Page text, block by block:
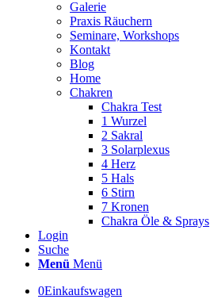
Galerie
Praxis Räuchern
Seminare, Workshops
Kontakt
Blog
Home
Chakren
Chakra Test
1 Wurzel
2 Sakral
3 Solarplexus
4 Herz
5 Hals
6 Stirn
7 Kronen
Chakra Öle & Sprays
Login
Suche
Menü Menü
0Einkaufswagen